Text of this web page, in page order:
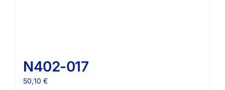
N402-017
50,10€